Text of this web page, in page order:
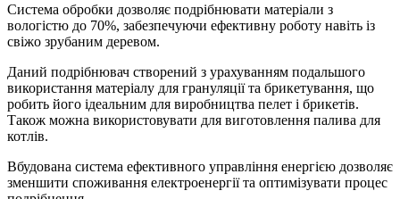
Система обробки дозволяє подрібнювати матеріали з
вологістю до 70%, забезпечуючи ефективну роботу навіть із
свіжо зрубаним деревом.
Даний подрібнювач створений з урахуванням подальшого
використання матеріалу для грануляції та брикетування, що
робить його ідеальним для виробництва пелет і брикетів.
Також можна використовувати для виготовлення палива для
котлів.
Вбудована система ефективного управління енергією дозволяє
зменшити споживання електроенергії та оптимізувати процес